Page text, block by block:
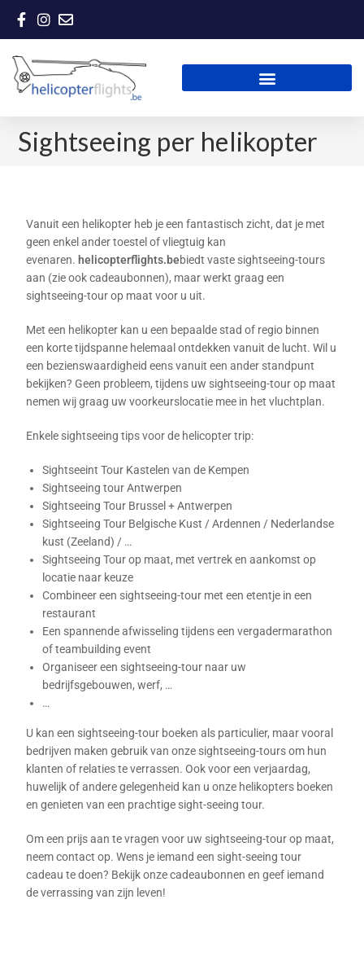
Sightseeing per helikopter
Vanuit een helikopter heb je een fantastisch zicht, dat je met
geen enkel ander toestel of vliegtuig kan
evenaren. helicopterflights.bebiedt vaste sightseeing-tours
aan (zie ook cadeaubonnen), maar werkt graag een
sightseeing-tour op maat voor u uit.
Met een helikopter kan u een bepaalde stad of regio binnen
een korte tijdspanne helemaal ontdekken vanuit de lucht. Wil u
een bezienswaardigheid eens vanuit een ander standpunt
bekijken? Geen probleem, tijdens uw sightseeing-tour op maat
nemen wij graag uw voorkeurslocatie mee in het vluchtplan.
Enkele sightseeing tips voor de helicopter trip:
Sightseeint Tour Kastelen van de Kempen
Sightseeing tour Antwerpen
Sightseeing Tour Brussel + Antwerpen
Sightseeing Tour Belgische Kust / Ardennen / Nederlandse
kust (Zeeland) / …
Sightseeing Tour op maat, met vertrek en aankomst op
locatie naar keuze
Combineer een sightseeing-tour met een etentje in een
restaurant
Een spannende afwisseling tijdens een vergadermarathon
of teambuilding event
Organiseer een sightseeing-tour naar uw
bedrijfsgebouwen, werf, …
…
U kan een sightseeing-tour boeken als particulier, maar vooral
bedrijven maken gebruik van onze sightseeing-tours om hun
klanten of relaties te verrassen. Ook voor een verjaardag,
huwelijk of andere gelegenheid kan u onze helikopters boeken
en genieten van een prachtige sight-seeing tour.
Om een prijs aan te vragen voor uw sightseeing-tour op maat,
neem contact op. Wens je iemand een sight-seeing tour
cadeau te doen? Bekijk onze cadeaubonnen en geef iemand
de verrassing van zijn leven!